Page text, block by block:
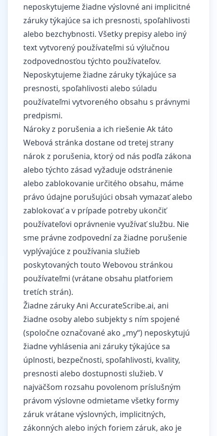
neposkytujeme žiadne výslovné ani implicitné
záruky týkajúce sa ich presnosti, spoľahlivosti
alebo bezchybnosti. Všetky prepisy alebo iný
text vytvorený používateľmi sú výlučnou
zodpovednosťou týchto používateľov.
Neposkytujeme žiadne záruky týkajúce sa
presnosti, spoľahlivosti alebo súladu
používateľmi vytvoreného obsahu s právnymi
predpismi.
Nároky z porušenia a ich riešenie Ak táto
Webová stránka dostane od tretej strany
nárok z porušenia, ktorý od nás podľa zákona
alebo týchto zásad vyžaduje odstránenie
alebo zablokovanie určitého obsahu, máme
právo údajne porušujúci obsah vymazať alebo
zablokovať a v prípade potreby ukončiť
používateľovi oprávnenie využívať službu. Nie
sme právne zodpovední za žiadne porušenie
vyplývajúce z používania služieb
poskytovaných touto Webovou stránkou
používateľmi (vrátane obsahu platforiem
tretích strán).
Žiadne záruky Ani AccurateScribe.ai, ani
žiadne osoby alebo subjekty s ním spojené
(spoločne označované ako „my“) neposkytujú
žiadne vyhlásenia ani záruky týkajúce sa
úplnosti, bezpečnosti, spoľahlivosti, kvality,
presnosti alebo dostupnosti služieb. V
najväčšom rozsahu povolenom príslušným
právom výslovne odmietame všetky formy
záruk vrátane výslovných, implicitných,
zákonných alebo iných foriem záruk, ako je